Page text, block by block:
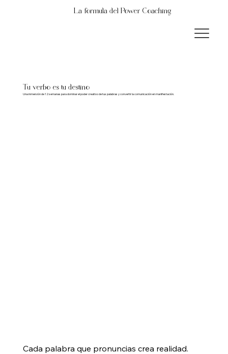
La fórmula del Power Coaching
Cada palabra que pronuncias crea realidad.
Tu verbo es tu destino
Una inmersión de 12 semanas para dominar el poder creativo de tus palabras y convertir la comunicación en manifestación.